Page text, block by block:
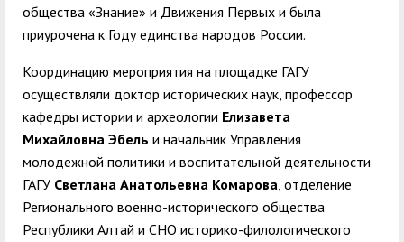
общества «Знание» и Движения Первых и была
приурочена к Году единства народов России.
Координацию мероприятия на площадке ГАГУ
осуществляли доктор исторических наук, профессор
кафедры истории и археологии Елизавета
Михайловна Эбель и начальник Управления
молодежной политики и воспитательной деятельности
ГАГУ Светлана Анатольевна Комарова, отделение
Регионального военно-исторического общества
Республики Алтай и СНО историко-филологического